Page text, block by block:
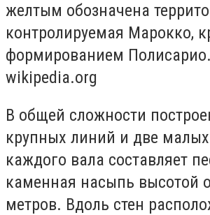
желтым обозначена
контролируемая Марокко,
формированием
wikipedia.org
В общей сложности
крупных линий и две
каждого вала составляет
каменная насыпь высотой
метров. Вдоль стен